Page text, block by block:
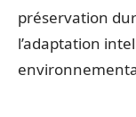
préservation
l’adaptation